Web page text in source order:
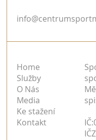
Home
Služby
O Nás
Media
Ke stažení
Kontakt